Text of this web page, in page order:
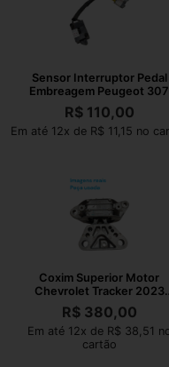
Sensor Interruptor Pedal
Embreagem Peugeot 307
2008 Original
R$110,00
Em até 12x de R$ 11,15 no
Coxim Superior Motor
Chevrolet Tracker 2023
AISi9Cu3Fe1
R$380,00
Em até 12x de R$ 38,51
cartão